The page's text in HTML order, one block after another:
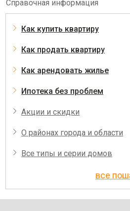
Справочная информация
Как купить квартиру
Как продать квартиру
Как арендовать жилье
Ипотека без проблем
Акции и скидки
О районах города и области
Все типы и серии домов
все